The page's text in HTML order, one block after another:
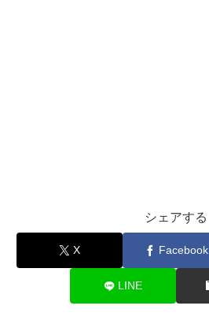
シェアする
X Facebook
LINE